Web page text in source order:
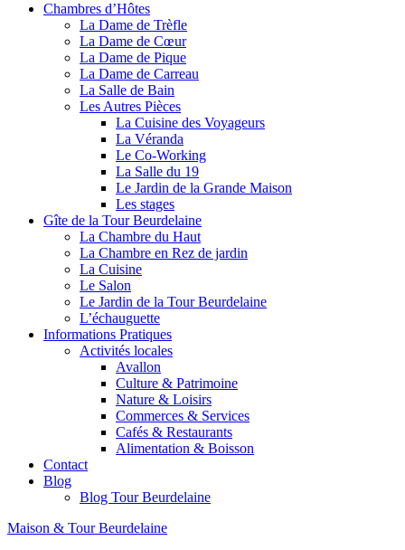
Chambres d’Hôtes
La Dame de Trèfle
La Dame de Cœur
La Dame de Pique
La Dame de Carreau
La Salle de Bain
Les Autres Pièces
La Cuisine des Voyageurs
La Véranda
Le Co-Working
La Salle du 19
Le Jardin de la Grande Maison
Les stages
Gîte de la Tour Beurdelaine
La Chambre du Haut
La Chambre en Rez de jardin
La Cuisine
Le Salon
Le Jardin de la Tour Beurdelaine
L’échauguette
Informations Pratiques
Activités locales
Avallon
Culture & Patrimoine
Nature & Loisirs
Commerces & Services
Cafés & Restaurants
Alimentation & Boisson
Contact
Blog
Blog Tour Beurdelaine
Maison & Tour Beurdelaine